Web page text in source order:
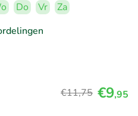
Do Vr
Za
€11,75 €9,95